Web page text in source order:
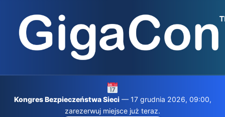
treści
Kongres Bezpieczeństwa Sieci— 17 grudnia 2026, 09:00,
zarezerwuj miejsce już teraz.